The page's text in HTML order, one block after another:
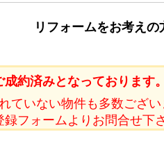
リフォームをお考えの
約済みとなっております。
ていない物件も多数ござい
フォームよりお問合せ下さ